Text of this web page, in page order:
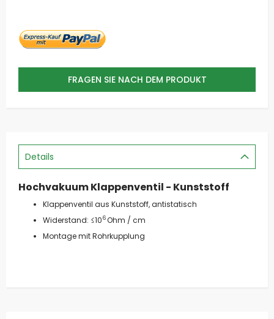
FRAGEN SIE NACH DEM PRODUKT
Details
Hochvakuum Klappenventil - Kunststoff
Klappenventil aus Kunststoff, antistatisch
Widerstand: ≤106Ohm / cm
Montage mit Rohrkupplung